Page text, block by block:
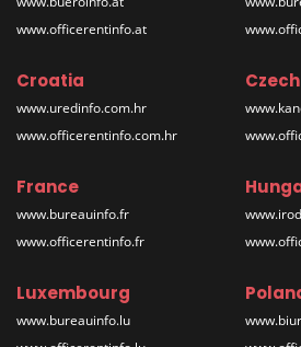
www.officerentinfo.at
Croatia
www.uredinfo.com.hr
www.officerentinfo.com.hr
France
www.bureauinfo.fr
www.officerentinfo.fr
Luxembourg
www.bureauinfo.lu